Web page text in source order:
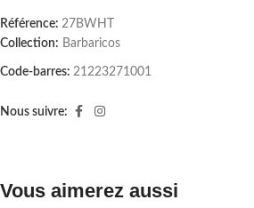
Référence: 27BWHT
Collection: Barbaricos
Code-barres: 21223271001
Nous suivre:
Vous aimerez aussi